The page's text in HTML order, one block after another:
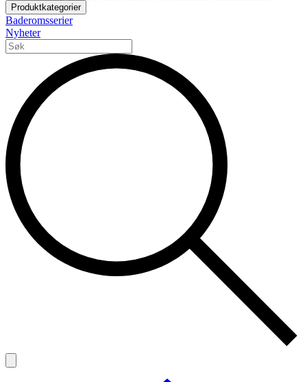
Produktkategorier
Baderomsserier
Nyheter